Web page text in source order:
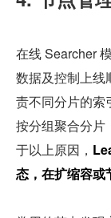
在线 Searcher
数据及控制上线
责不同分片的索
按分组聚合分片
于以上原因，
态，在扩缩容或